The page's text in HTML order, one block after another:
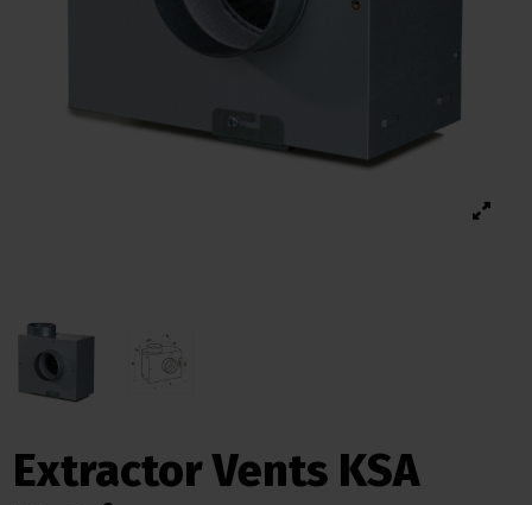
Extractor Vents KSA